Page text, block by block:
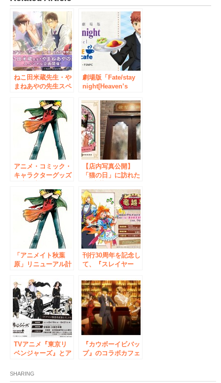
ねこ田米蔵先生・や
まねあやの先生スペ
日から開催！梅田店
グランドオープン＆
大阪・関西万博開催
を記念して、トーク
ショーやグラッテと
のコラボなどを実
劇場版「Fate/stay
night[Heaven’s
カフェ 開催決定！
アニメ・コミック・
キャラクターグッズ
ト横浜」と「アニメ
イト秋葉原」がこの
春リニューアルオー
プン！ 限定商品な
どオープン記念キャ
ンペーンも実施予定
【店内写真公開】
「猫の日」に訪れた
漫画喫茶「秋葉原和
堂」”とフェリシモ
「猫部™」のコラボ
カフェ「猫部パーラ
ー™」がオープン
（3月20日までの期
間限定）
「アニメイト秋葉
原」リニューアル計
と2号館の二つの建
物になり、「オンリ
ーショップ」や「グ
ラッテ」などが新し
くオープンいたしま
す。
刊行30周年を記念し
て、『スレイヤー
フェのコラボレーシ
ョン決定！2020年1
月15日から、秋葉
原・大阪日本橋で開
催。神坂先生からの
コメントも！
TVアニメ『東京リ
ベンジャーズ』とア
ラボレーションカフ
ェ決定！グッドスマ
『カウボーイビバッ
プ』のコラボカフェ
あの名作の感動がコ
SHARING